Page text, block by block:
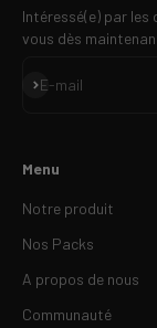
Intéressé(e) par les
vous dès
E-mail
S'inscrire
Menu
Notre produit
Nos Packs
A propos de nous
Communauté